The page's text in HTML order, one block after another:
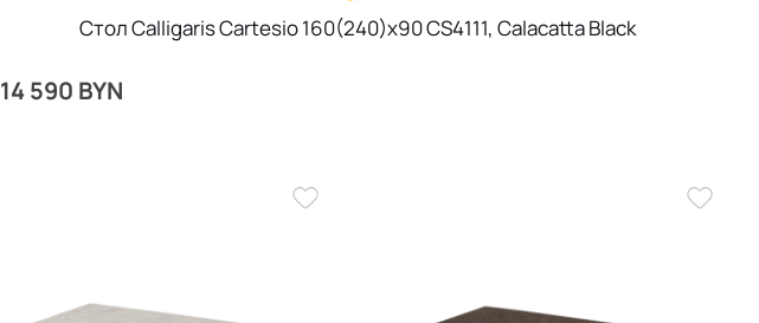
Стол Calligaris Cartesio 160(240)х90 CS4111, Calacatta Black
14 590 BYN